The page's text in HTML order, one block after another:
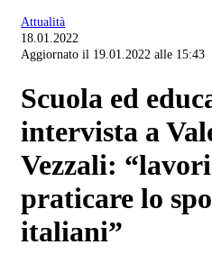
Attualità
18.01.2022
Aggiornato il 19.01.2022 alle 15:43
Scuola ed
intervista a
Vezzali:
praticare lo
italiani”